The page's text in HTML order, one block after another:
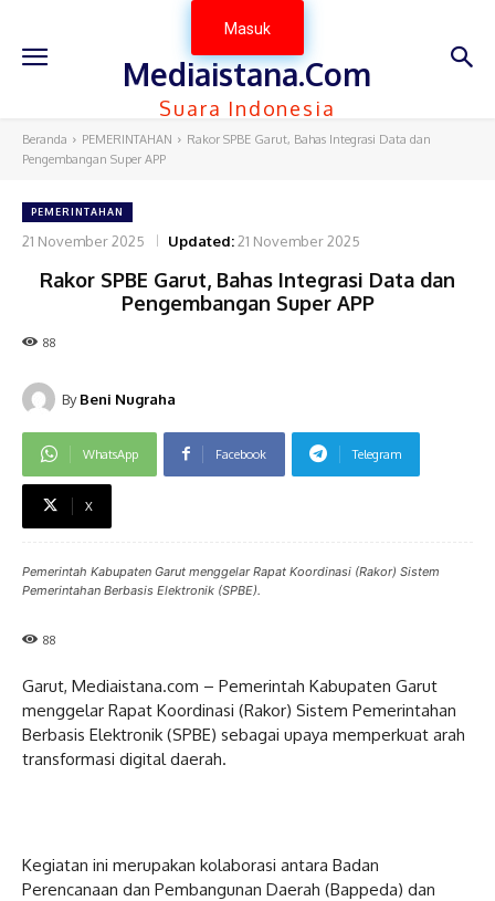
Masuk
Mediaistana.Com
Suara Indonesia
Beranda PEMERINTAHAN
‎Rakor SPBE Garut, Bahas Integrasi Data dan
Pengembangan Super APP
PEMERINTAHAN
21 November 2025 Updated:21 November 2025
‎Rakor SPBE Garut, Bahas Integrasi Data dan
Pengembangan Super APP
88
By Beni Nugraha
WhatsApp Facebook Telegram
X
Pemerintah Kabupaten Garut menggelar Rapat Koordinasi (Rakor) Sistem
Pemerintahan Berbasis Elektronik (SPBE).
88
Garut, Mediaistana.com – Pemerintah Kabupaten Garut
menggelar Rapat Koordinasi (Rakor) Sistem Pemerintahan
Berbasis Elektronik (SPBE) sebagai upaya memperkuat arah
transformasi digital daerah.
Kegiatan ini merupakan kolaborasi antara Badan
Perencanaan dan Pembangunan Daerah (Bappeda) dan